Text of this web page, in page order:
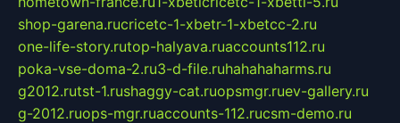
shop-garena.rucricetc-1-xbetr-1-xbetcc-2.ru
one-life-story.rutop-halyava.ruaccounts112.ru
poka-vse-doma-2.ru3-d-file.ruhahahaharms.ru
g2012.rutst-1.rushaggy-cat.ruopsmgr.ruev-gallery.ru
g-2012.ruops-mgr.ruaccounts-112.rucsm-demo.ru